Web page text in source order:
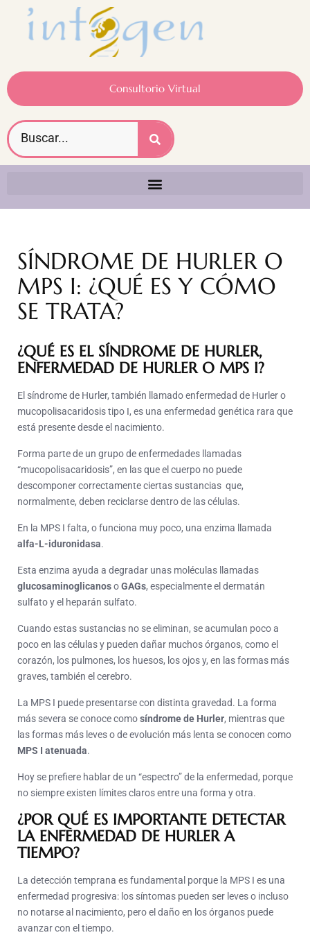
Consultorio Virtual
SÍNDROME DE HURLER O
MPS I: ¿QUÉ ES Y CÓMO
SE TRATA?
¿QUÉ ES EL SÍNDROME DE HURLER,
ENFERMEDAD DE HURLER O MPS I?
El síndrome de Hurler, también llamado enfermedad de Hurler o
mucopolisacaridosis tipo I, es una enfermedad genética rara que
está presente desde el nacimiento.
Forma parte de un grupo de enfermedades llamadas
“mucopolisacaridosis”, en las que el cuerpo no puede
descomponer correctamente ciertas sustancias que,
normalmente, deben reciclarse dentro de las células.
En la MPS I falta, o funciona muy poco, una enzima llamada
alfa-L-iduronidasa.
Esta enzima ayuda a degradar unas moléculas llamadas
glucosaminoglicanosoGAGs, especialmente el dermatán
sulfato y el heparán sulfato.
Cuando estas sustancias no se eliminan, se acumulan poco a
poco en las células y pueden dañar muchos órganos, como el
corazón, los pulmones, los huesos, los ojos y, en las formas más
graves, también el cerebro.
La MPS I puede presentarse con distinta gravedad. La forma
más severa se conoce comosíndrome de Hurler, mientras que
las formas más leves o de evolución más lenta se conocen como
MPS I atenuada.
Hoy se prefiere hablar de un “espectro” de la enfermedad, porque
no siempre existen límites claros entre una forma y otra.
¿POR QUÉ ES IMPORTANTE DETECTAR
LA ENFERMEDAD DE HURLER A
TIEMPO?
La detección temprana es fundamental porque la MPS I es una
enfermedad progresiva: los síntomas pueden ser leves o incluso
no notarse al nacimiento, pero el daño en los órganos puede
avanzar con el tiempo.